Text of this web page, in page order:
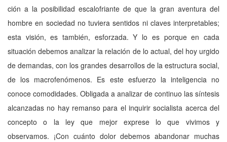
ción a la posibilidad escalofriante de que la gran aventura del
hombre en sociedad no tu­viera sentidos ni claves interpretables;
esta visión, es también, esforzada. Y lo es porque en cada
situación debemos analizar la rela­ción de lo actual, del hoy urgido
de deman­das, con los grandes desarrollos de la estruc­tura social,
de los macrofenómenos. Es este esfuerzo la inteligencia no
conoce comodida­des. Obligada a analizar de continuo las sínte­sis
alcanzadas no hay remanso para el inquirir socialista acerca del
concepto o la ley que me­jor exprese lo que vivimos y
observamos. ¡Con cuánto dolor debemos abandonar mu­chas